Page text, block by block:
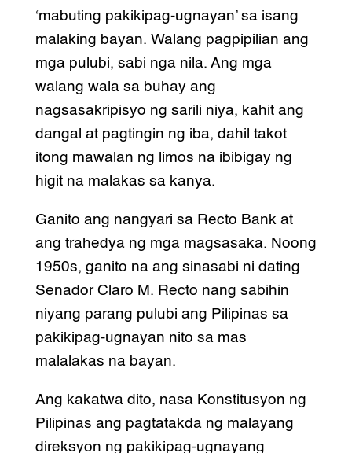
‘mabuting pakikipag-ugnayan’ sa isang
malaking bayan. Walang pagpipilian ang
mga pulubi, sabi nga nila. Ang mga
walang wala sa buhay ang
nagsasakripisyo ng sarili niya, kahit ang
dangal at pagtingin ng iba, dahil takot
itong mawalan ng limos na ibibigay ng
higit na malakas sa kanya.
Ganito ang nangyari sa Recto Bank at
ang trahedya ng mga magsasaka. Noong
1950s, ganito na ang sinasabi ni dating
Senador Claro M. Recto nang sabihin
niyang parang pulubi ang Pilipinas sa
pakikipag-ugnayan nito sa mas
malalakas na bayan.
Ang kakatwa dito, nasa Konstitusyon ng
Pilipinas ang pagtatakda ng malayang
direksyon ng pakikipag-ugnayang